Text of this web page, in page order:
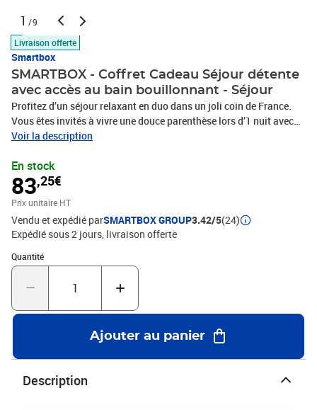
1 /9
Livraison offerte
Smartbox
SMARTBOX - Coffret Cadeau Séjour détente
avec accès au bain bouillonnant - Séjour
Profitez d’un séjour relaxant en duo dans un joli coin de France.
Vous êtes invités à vivre une douce parenthèse lors d’1 nuit avec
petit-déjeuner pour 2 personnes, complétée par 1 accès au bain
Choisissez votre destination préférée parmi une fabuleuse
sélection d’hôtels, de domaines, de gîtes ou encore de logements
insolites, en ville ou à la campagne, selon vos envies. Voici
l’occasion de savourer 2 jours d’évasion en tête-à-tête, et de vous
délasser dans un bassin dont la délicieuse chaleur permettra de
vous relaxer totalement. Une escapade sous le signe de la détente
pour de merveilleux moments complices !1 nuit avec petit-
déjeuner et accès au bain bouillonnant pour 2 personnes8 séjours
bien-être
Voir la description
En stock
83,25€
Prix unitaire HT
Vendu et expédié parSMARTBOX GROUP3.42/5(24)
Expédié sous 2 jours livraison offerte
Quantité
Quantité : 1
Ajouter au panier
Description